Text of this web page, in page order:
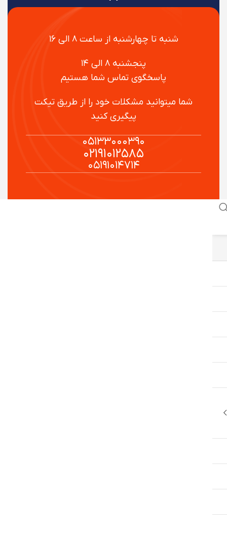
شنبه تا چهارشنبه از ساعت ۸ الی ۱۶
پنجشنبه ۸ الی ۱۴
پاسخگوی تماس شما هستیم
شما میتوانید مشکلات خود را از طریق تیکت
پیگیری کنید
۰۵۱۳۳۰۰۰۳۹۰
۰۲۱۹۱۰۱۲۵۸۵
۰۵۱۹۱۰۱۴۷۱۴